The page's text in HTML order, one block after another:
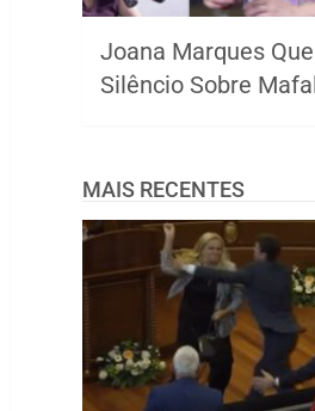
Joana Marques
Silêncio Sobre
MAIS RECENTES